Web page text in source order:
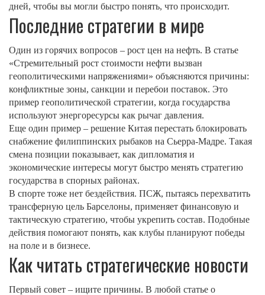
дней, чтобы вы могли быстро понять, что происходит.
Последние стратегии в мире
Один из горячих вопросов – рост цен на нефть. В статье
«Стремительный рост стоимости нефти вызван
геополитическими напряжениями» объясняются причины:
конфликтные зоны, санкции и перебои поставок. Это
пример геополитической стратегии, когда государства
используют энергоресурсы как рычаг давления.
Еще один пример – решение Китая перестать блокировать
снабжение филиппинских рыбаков на Сьерра‑Мадре. Такая
смена позиции показывает, как дипломатия и
экономические интересы могут быстро менять стратегию
государства в спорных районах.
В спорте тоже нет бездействия. ПСЖ, пытаясь перехватить
трансферную цель Барселоны, применяет финансовую и
тактическую стратегию, чтобы укрепить состав. Подобные
действия помогают понять, как клубы планируют победы
на поле и в бизнесе.
Как читать стратегические новости
Первый совет – ищите причины. В любой статье о